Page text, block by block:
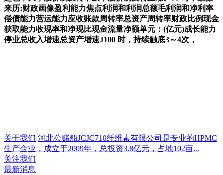
来历:财政画像盈利能力焦点利润和利润总额毛利润和净利率
偿债能力营运能力应收账款周转率总资产周转率财政比例现金
获取能力收现率和净现比现金流量净额单元：(亿元)成长能力
停业总收入增速总资产增速J100 时，持续触底3～4次，
关于我们 河北公赌船JCJC710纤维素有限公司是专业的HPMC
生产企业，成立于2009年，总投资3.8亿元，占地102亩...
关注我们
最新消息